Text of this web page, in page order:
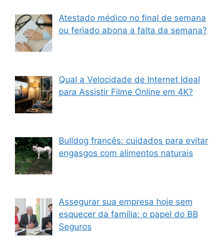
Atestado médico no final de semana
ou feriado abona a falta da semana?
Qual a Velocidade de Internet Ideal
para Assistir Filme Online em 4K?
Bulldog francês: cuidados para evitar
engasgos com alimentos naturais
Assegurar sua empresa hoje sem
esquecer da família: o papel do BB
Seguros